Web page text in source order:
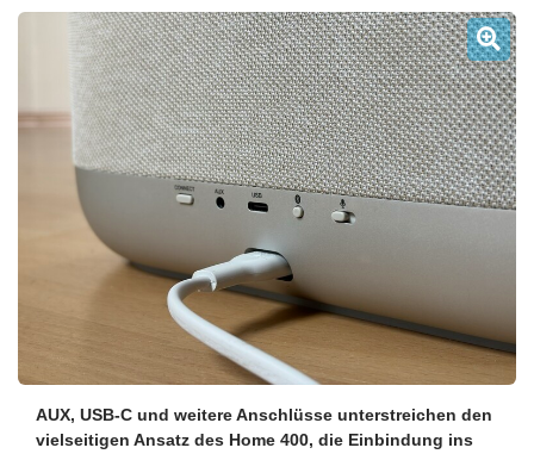
AUX, USB-C und weitere Anschlüsse unterstreichen den
vielseitigen Ansatz des Home 400, die Einbindung ins